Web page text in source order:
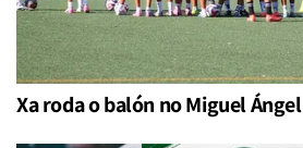
Xa roda o balón no Miguel Ángel